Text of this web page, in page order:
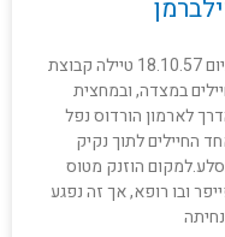
ביום 18.10.57 טיילה קבוצת
במצדה, ובמחצית
לארמון הורדוס נפל
החיילים לתוך נקיק
הוזנק מטוס
ובו רופא, אך זה נפגע